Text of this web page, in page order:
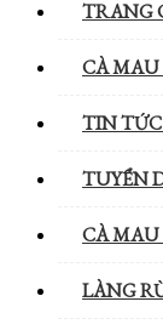
TRANG
CÀ MAU
TIN TỨC
TUYỂN
CÀ MAU
LÀNG